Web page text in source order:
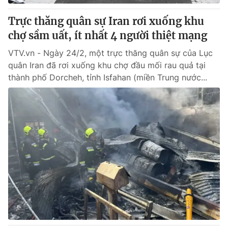
Trực thăng quân sự Iran rơi xuống khu
chợ sầm uất, ít nhất 4 người thiệt mạng
VTV.vn - Ngày 24/2, một trực thăng quân sự của Lục
quân Iran đã rơi xuống khu chợ đầu mối rau quả tại
thành phố Dorcheh, tỉnh Isfahan (miền Trung nước...